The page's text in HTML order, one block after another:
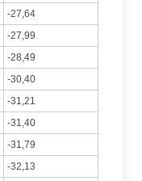
-27,64
-27,99
-28,49
-30,40
-31,21
-31,40
-31,79
-32,13